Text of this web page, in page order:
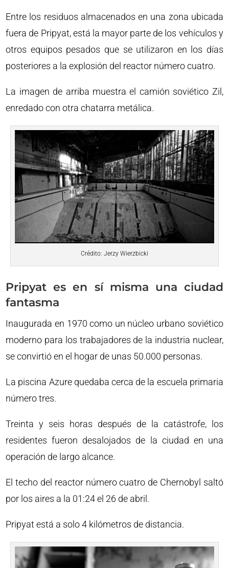
Entre los residuos almacenados en una zona ubicada
fuera de Pripyat, está la mayor parte de los vehículos y
otros equipos pesados que se utilizaron en los días
posteriores a la explosión del reactor número cuatro.
La imagen de arriba muestra el camión soviético Zil,
enredado con otra chatarra metálica.
Crédito: Jerzy Wierzbicki
Pripyat es en sí misma una ciudad
fantasma
Inaugurada en 1970 como un núcleo urbano soviético
moderno para los trabajadores de la industria nuclear,
se convirtió en el hogar de unas 50.000 personas.
La piscina Azure quedaba cerca de la escuela primaria
número tres.
Treinta y seis horas después de la catástrofe, los
residentes fueron desalojados de la ciudad en una
operación de largo alcance.
El techo del reactor número cuatro de Chernobyl saltó
por los aires a la 01:24 el 26 de abril.
Pripyat está a solo 4 kilómetros de distancia.